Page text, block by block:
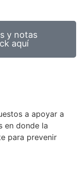
y notas
aquí
a apoyar a
en donde la
para prevenir